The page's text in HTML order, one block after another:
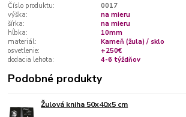
Číslo produktu:
0017
výška:
na mieru
šírka:
na mieru
hĺbka:
10mm
materiál:
Kameň (žula) / sklo
osvetlenie:
+250€
dodacia lehota:
4-6 týždňov
Podobné produkty
Žulová kniha 50x40x5 cm